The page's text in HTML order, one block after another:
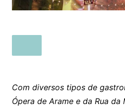
Com diversos tipos de
Ópera de Arame e da Rua da